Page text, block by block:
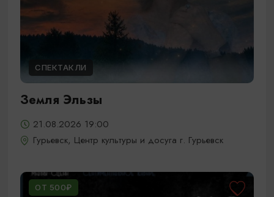
СПЕКТАКЛИ
Земля Эльзы
21.08.2026 19:00
Гурьевск, Центр культуры и досуга г. Гурьевск
ОТ 500₽